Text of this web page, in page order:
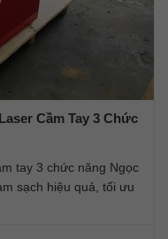
Cầm Tay 3 Chức
tay 3 chức năng Ngọc
sạch hiệu quả, tối ưu